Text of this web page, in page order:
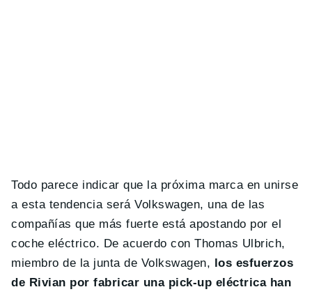
Todo parece indicar que la próxima marca en unirse
a esta tendencia será Volkswagen, una de las
compañías que más fuerte está apostando por el
coche eléctrico. De acuerdo con Thomas Ulbrich,
miembro de la junta de Volkswagen, los esfuerzos
de Rivian por fabricar una pick-up eléctrica han